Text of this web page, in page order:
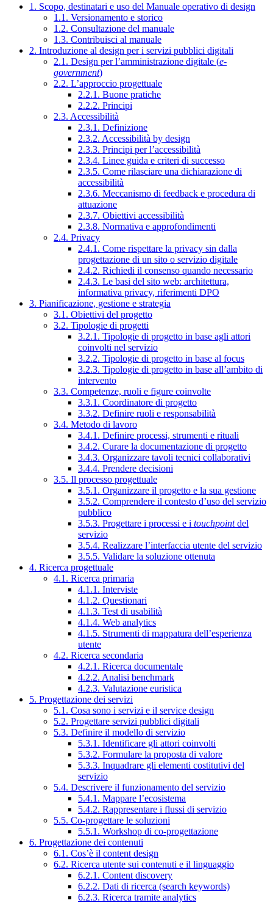
1. Scopo, destinatari e uso del Manuale operativo di design
1.1. Versionamento e storico
1.2. Consultazione del manuale
1.3. Contribuisci al manuale
2. Introduzione al design per i servizi pubblici digitali
2.1. Design per l’amministrazione digitale (e-
government)
2.2. L’approccio progettuale
2.2.1. Buone pratiche
2.2.2. Principi
2.3. Accessibilità
2.3.1. Definizione
2.3.2. Accessibilità by design
2.3.3. Principi per l’accessibilità
2.3.4. Linee guida e criteri di successo
2.3.5. Come rilasciare una dichiarazione di
accessibilità
2.3.6. Meccanismo di feedback e procedura di
attuazione
2.3.7. Obiettivi accessibilità
2.3.8. Normativa e approfondimenti
2.4. Privacy
2.4.1. Come rispettare la privacy sin dalla
progettazione di un sito o servizio digitale
2.4.2. Richiedi il consenso quando necessario
2.4.3. Le basi del sito web: architettura,
informativa privacy, riferimenti DPO
3. Pianificazione, gestione e strategia
3.1. Obiettivi del progetto
3.2. Tipologie di progetti
3.2.1. Tipologie di progetto in base agli attori
coinvolti nel servizio
3.2.2. Tipologie di progetto in base al focus
3.2.3. Tipologie di progetto in base all’ambito di
intervento
3.3. Competenze, ruoli e figure coinvolte
3.3.1. Coordinatore di progetto
3.3.2. Definire ruoli e responsabilità
3.4. Metodo di lavoro
3.4.1. Definire processi, strumenti e rituali
3.4.2. Curare la documentazione di progetto
3.4.3. Organizzare tavoli tecnici collaborativi
3.4.4. Prendere decisioni
3.5. Il processo progettuale
3.5.1. Organizzare il progetto e la sua gestione
3.5.2. Comprendere il contesto d’uso del servizio
pubblico
3.5.3. Progettare i processi e i touchpointdel
servizio
3.5.4. Realizzare l’interfaccia utente del servizio
3.5.5. Validare la soluzione ottenuta
4. Ricerca progettuale
4.1. Ricerca primaria
4.1.1. Interviste
4.1.2. Questionari
4.1.3. Test di usabilità
4.1.4. Web analytics
4.1.5. Strumenti di mappatura dell’esperienza
utente
4.2. Ricerca secondaria
4.2.1. Ricerca documentale
4.2.2. Analisi benchmark
4.2.3. Valutazione euristica
5. Progettazione dei servizi
5.1. Cosa sono i servizi e il service design
5.2. Progettare servizi pubblici digitali
5.3. Definire il modello di servizio
5.3.1. Identificare gli attori coinvolti
5.3.2. Formulare la proposta di valore
5.3.3. Inquadrare gli elementi costitutivi del
servizio
5.4. Descrivere il funzionamento del servizio
5.4.1. Mappare l’ecosistema
5.4.2. Rappresentare i flussi di servizio
5.5. Co-progettare le soluzioni
5.5.1. Workshop di co-progettazione
6. Progettazione dei contenuti
6.1. Cos’è il content design
6.2. Ricerca utente sui contenuti e il linguaggio
6.2.1. Content discovery
6.2.2. Dati di ricerca (search keywords)
6.2.3. Ricerca tramite analytics